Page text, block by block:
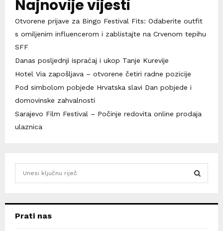
Najnovije vijesti
Otvorene prijave za Bingo Festival Fits: Odaberite outfit
s omiljenim influencerom i zablistajte na Crvenom tepihu
SFF
Danas posljednji ispraćaj i ukop Tanje Kurevije
Hotel Via zapošljava – otvorene četiri radne pozicije
Pod simbolom pobjede Hrvatska slavi Dan pobjede i
domovinske zahvalnosti
Sarajevo Film Festival – Počinje redovita online prodaja
ulaznica
hPrati nas